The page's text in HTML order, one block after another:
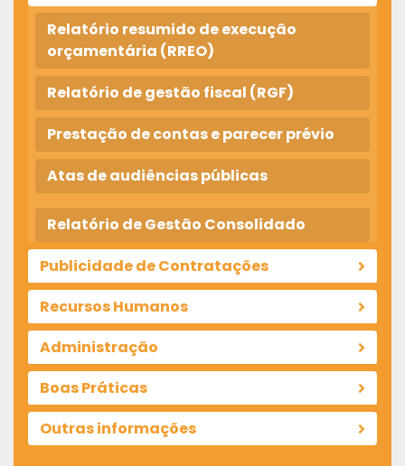
Relatório resumido de execução
orçamentária (RREO)
Relatório de gestão fiscal (RGF)
Prestação de contas e parecer prévio
Atas de audiências públicas
Relatório de Gestão Consolidado
Publicidade de Contratações
Recursos Humanos
Administração
Boas Práticas
Outras informações